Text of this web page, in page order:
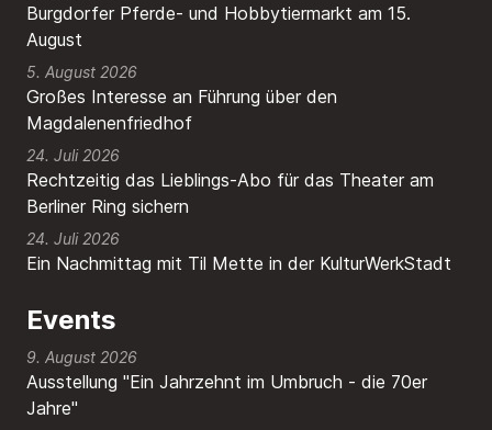
Burgdorfer Pferde- und Hobbytiermarkt am 15.
August
Großes Interesse an Führung über den
Magdalenenfriedhof
5. August 2026
Rechtzeitig das Lieblings-Abo für das Theater am
Berliner Ring sichern
24. Juli 2026
Ein Nachmittag mit Til Mette in der KulturWerkStadt
24. Juli 2026
Events
9. August 2026
Ausstellung "Ein Jahrzehnt im Umbruch - die 70er
Jahre"